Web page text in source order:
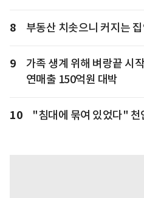
8 부동산 치솟으니 커지는
9
가족 생계 위해 벼랑끝 시
연매출 150억원 대박
10 "침대에 묶여 있었다" 천